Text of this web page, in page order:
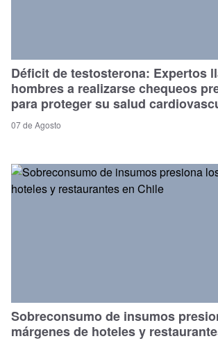
Déficit de testosterona: Expertos
hombres a realizarse chequeos
para proteger su salud
07 de Agosto
Sobreconsumo de insumos
márgenes de hoteles y